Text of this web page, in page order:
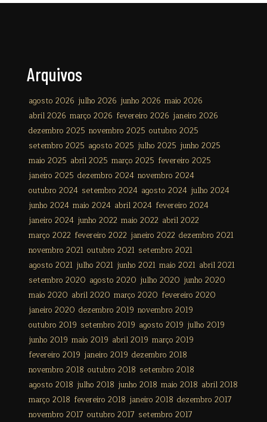
Arquivos
agosto 2026 julho 2026 junho 2026 maio 2026
abril 2026 março 2026 fevereiro 2026 janeiro 2026
dezembro 2025 novembro 2025 outubro 2025
setembro 2025 agosto 2025 julho 2025 junho 2025
maio 2025 abril 2025 março 2025 fevereiro 2025
janeiro 2025 dezembro 2024 novembro 2024
outubro 2024 setembro 2024 agosto 2024 julho 2024
junho 2024 maio 2024 abril 2024 fevereiro 2024
janeiro 2024 junho 2022 maio 2022 abril 2022
março 2022 fevereiro 2022 janeiro 2022 dezembro 2021
novembro 2021 outubro 2021 setembro 2021
agosto 2021 julho 2021 junho 2021 maio 2021 abril 2021
setembro 2020 agosto 2020 julho 2020 junho 2020
maio 2020 abril 2020 março 2020 fevereiro 2020
janeiro 2020 dezembro 2019 novembro 2019
outubro 2019 setembro 2019 agosto 2019 julho 2019
junho 2019 maio 2019 abril 2019 março 2019
fevereiro 2019 janeiro 2019 dezembro 2018
novembro 2018 outubro 2018 setembro 2018
agosto 2018 julho 2018 junho 2018 maio 2018 abril 2018
março 2018 fevereiro 2018 janeiro 2018 dezembro 2017
novembro 2017 outubro 2017 setembro 2017